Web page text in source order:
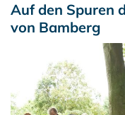
Auf den Spuren
von Bamberg